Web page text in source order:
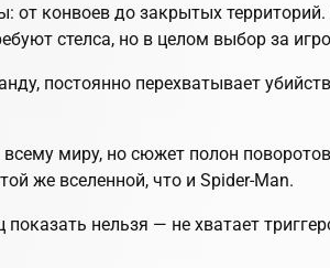
конвоев до закрытых территорий.
стелса, но в целом выбор за
постоянно перехватывает
миру, но сюжет полон
же вселенной, что и Spider-Man.
нельзя — не хватает